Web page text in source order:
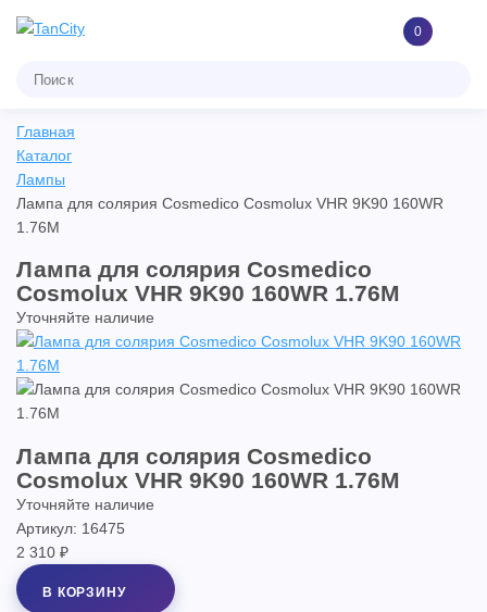
0
Главная
Каталог
Лампы
Лампа для солярия Cosmedico Cosmolux VHR 9K90 160WR
1.76M
Лампа для солярия Cosmedico
Cosmolux VHR 9K90 160WR 1.76M
Уточняйте наличие
Лампа для солярия Cosmedico
Cosmolux VHR 9K90 160WR 1.76M
Уточняйте наличие
Артикул: 16475
2 310 ₽
В КОРЗИНУ